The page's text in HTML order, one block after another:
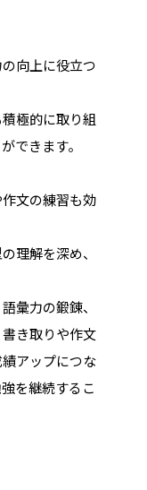
向上に役立つ
極的に取り組
できます。
文の練習も効
理解を深め、
彙力の鍛錬、
き取りや作文
アップにつな
を継続するこ